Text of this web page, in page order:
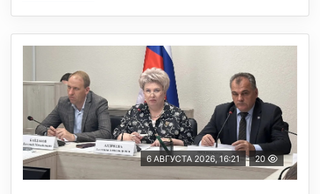
6 АВГУСТА 2026, 16:21 20